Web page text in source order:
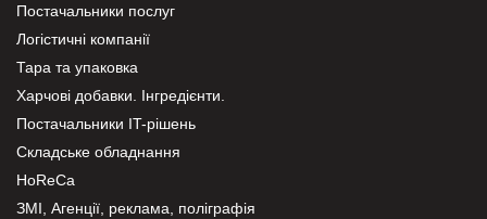
Постачальники послуг
Логістичні компанії
Тара та упаковка
Харчові добавки. Інгредієнти.
Постачальники IT-рішень
Складське обладнання
HoReCa
ЗМІ, Агенції, реклама, поліграфія